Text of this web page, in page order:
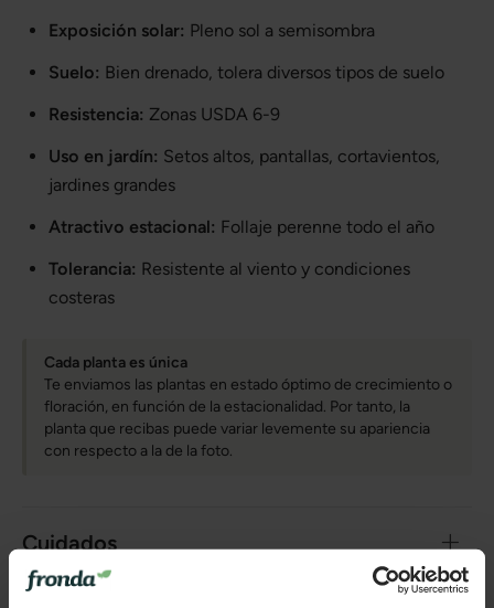
Exposición solar: Pleno sol a semisombra
Suelo: Bien drenado, tolera diversos tipos de suelo
Resistencia: Zonas USDA 6-9
Uso en jardín: Setos altos, pantallas, cortavientos,
jardines grandes
Atractivo estacional: Follaje perenne todo el año
Tolerancia: Resistente al viento y condiciones
costeras
Cada planta es única
Te enviamos las plantas en estado óptimo de crecimiento o
floración, en función de la estacionalidad. Por tanto, la
planta que recibas puede variar levemente su apariencia
con respecto a la de la foto.
Cuidados